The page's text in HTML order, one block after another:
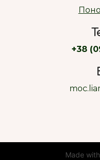
+38
Made with